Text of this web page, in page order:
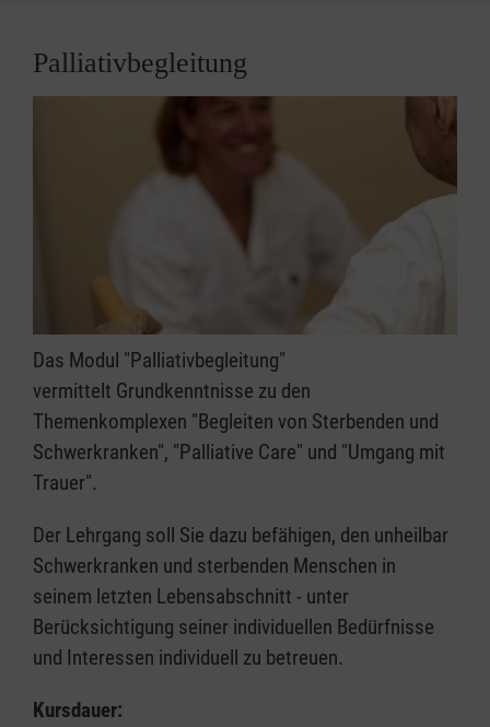
Palliativbegleitung
Das Modul "Palliativbegleitung"
vermittelt Grundkenntnisse zu den
Themenkomplexen "Begleiten von Sterbenden und
Schwerkranken", "Palliative Care" und "Umgang mit
Trauer".
Der Lehrgang soll Sie dazu befähigen, den unheilbar
Schwerkranken und sterbenden Menschen in
seinem letzten Lebensabschnitt - unter
Berücksichtigung seiner individuellen Bedürfnisse
und Interessen individuell zu betreuen.
Kursdauer: